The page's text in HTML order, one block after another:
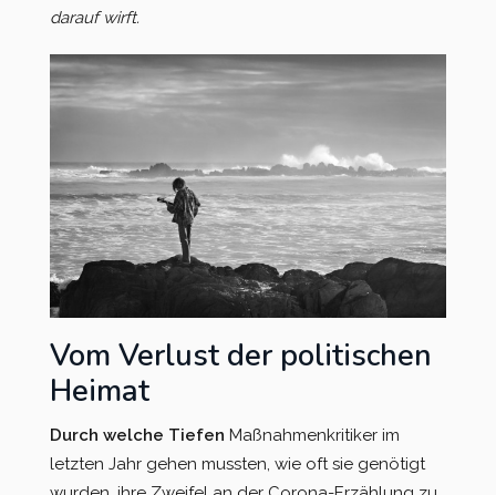
darauf wirft.
Vom Verlust der politischen
Heimat
Durch welche Tiefen Maßnahmenkritiker im
letzten Jahr gehen mussten, wie oft sie genötigt